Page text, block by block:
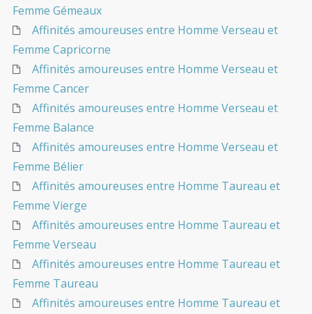
Femme Gémeaux
Affinités amoureuses entre Homme Verseau et
Femme Capricorne
Affinités amoureuses entre Homme Verseau et
Femme Cancer
Affinités amoureuses entre Homme Verseau et
Femme Balance
Affinités amoureuses entre Homme Verseau et
Femme Bélier
Affinités amoureuses entre Homme Taureau et
Femme Vierge
Affinités amoureuses entre Homme Taureau et
Femme Verseau
Affinités amoureuses entre Homme Taureau et
Femme Taureau
Affinités amoureuses entre Homme Taureau et